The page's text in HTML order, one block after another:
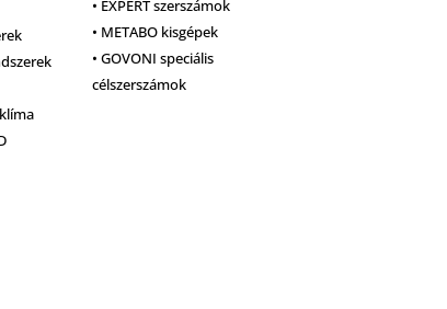
• EXPERT szerszámok
• METABO kisgépek
• GOVONI speciális
célszerszámok